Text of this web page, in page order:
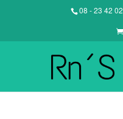
08 - 23 42 02